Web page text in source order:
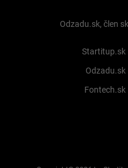
Odzadu.sk, člen
Startitup.sk
Odzadu.sk
Fontech.sk